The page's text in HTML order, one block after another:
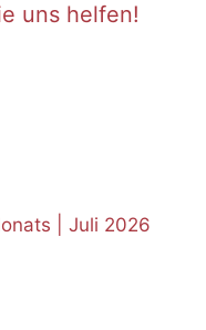
uns helfen!
| Juli 2026